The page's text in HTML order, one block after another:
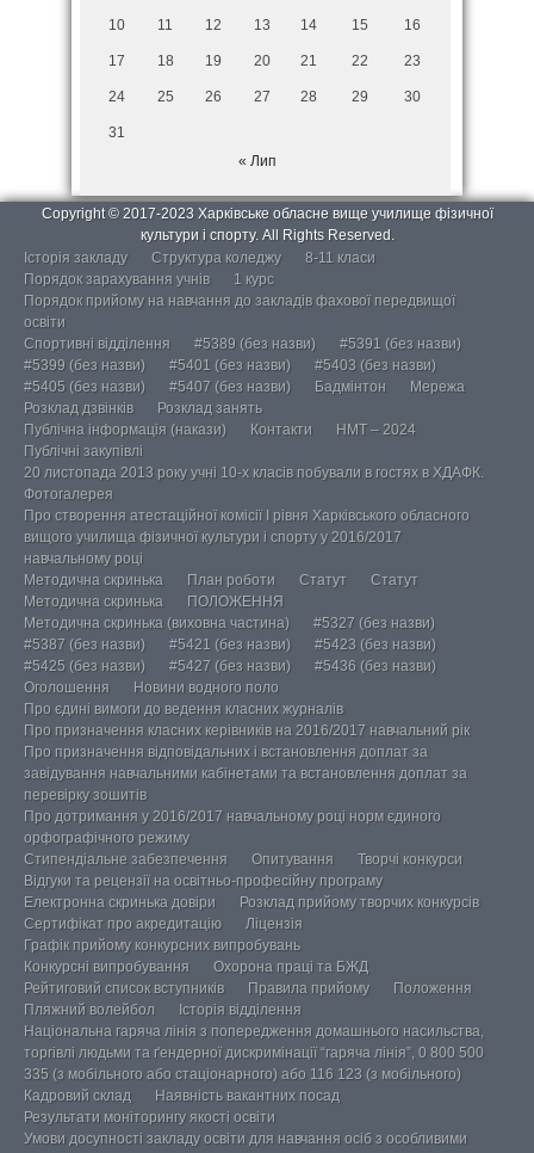
10 11 12 13 14 15 16
17 18 19 20 21 22 23
24 25 26 27 28 29 30
31
« Лип
Copyright © 2017-2023 Харківське обласне вище училище фізичної
культури і спорту. All Rights Reserved.
Історія закладу
Структура коледжу
8-11 класи
Порядок зарахування учнів
1 курс
Порядок прийому на навчання до закладів фахової передвищої
освіти
Спортивні відділення
#5389 (без назви)
#5391 (без назви)
#5399 (без назви)
#5401 (без назви)
#5403 (без назви)
#5405 (без назви)
#5407 (без назви) Бадмінтон
Мережа
Розклад дзвінків
Розклад занять
Публічна інформація (накази)
Контакти
НМТ – 2024
Публічні закупівлі
20 листопада 2013 року учні 10-х класів побували в гостях в ХДАФК.
Фотогалерея
Про створення атестаційної комісії І рівня Харківського обласного
вищого училища фізичної культури і спорту у 2016/2017
навчальному році
Методична скринька
План роботи Статут
Статут
Методична скринька
ПОЛОЖЕННЯ
Методична скринька (виховна частина)
#5327 (без назви)
#5387 (без назви)
#5421 (без назви)
#5423 (без назви)
#5425 (без назви)
#5427 (без назви)
#5436 (без назви)
Оголошення
Новини водного поло
Про єдині вимоги до ведення класних журналів
Про призначення класних керівників на 2016/2017 навчальний рік
Про призначення відповідальних і встановлення доплат за
завідування навчальними кабінетами та встановлення доплат за
перевірку зошитів
Про дотримання у 2016/2017 навчальному році норм єдиного
орфографічного режиму
Стипендіальне забезпечення
Опитування
Творчі конкурси
Відгуки та рецензії на освітньо-професійну програму
Електронна скринька довіри
Розклад прийому творчих конкурсів
Сертифікат про акредитацію
Ліцензія
Графік прийому конкурсних випробувань
Конкурсні випробування
Охорона праці та БЖД
Рейтиговий список вступників
Правила прийому
Положення
Пляжний волейбол
Історія відділення
Національна гаряча лінія з попередження домашнього насильства,
торгівлі людьми та ґендерної дискримінації “гаряча лінія”, 0 800 500
335 (з мобільного або стаціонарного) або 116 123 (з мобільного)
Кадровий склад
Наявність вакантних посад
Результати моніторингу якості освіти
Умови досупності закладу освіти для навчання осіб з особливими